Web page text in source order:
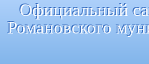
Официальный
Романовского